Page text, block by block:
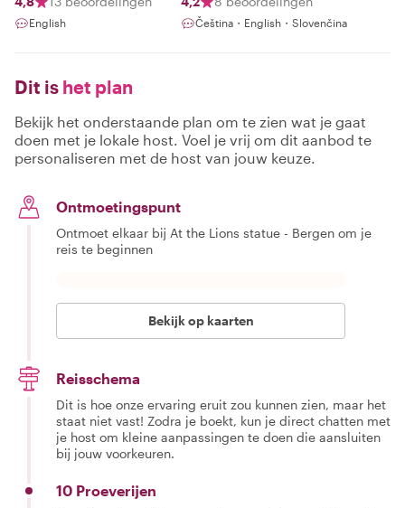
English Čeština・English・Slovenčina
Dit is het plan
Bekijk het onderstaande plan om te zien wat je gaat
doen met je lokale host. Voel je vrij om dit aanbod te
personaliseren met de host van jouw keuze.
Ontmoetingspunt
Ontmoet elkaar bij At the Lions statue - Bergen om je
reis te beginnen
Bekijk op kaarten
Reisschema
Dit is hoe onze ervaring eruit zou kunnen zien, maar het
staat niet vast! Zodra je boekt, kun je direct chatten met
je host om kleine aanpassingen te doen die aansluiten
bij jouw voorkeuren.
10 Proeverijen